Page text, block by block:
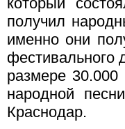
получил
именно они
фестивального
размере
народной
Краснодар.